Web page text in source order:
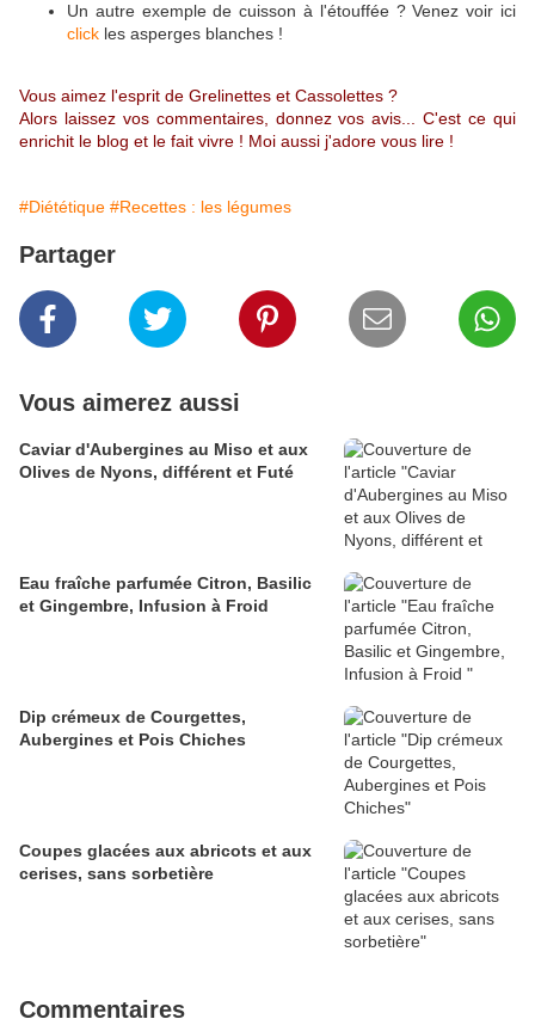
Un autre exemple de cuisson à l'étouffée ? Venez voir ici
click les asperges blanches !
Vous aimez l'esprit de Grelinettes et Cassolettes ?
Alors laissez vos commentaires, donnez vos avis... C'est ce qui
enrichit le blog et le fait vivre ! Moi aussi j'adore vous lire !
#Diététique #Recettes : les légumes
Partager
Vous aimerez aussi
Caviar d'Aubergines au Miso et aux
Olives de Nyons, différent et Futé
Eau fraîche parfumée Citron, Basilic
et Gingembre, Infusion à Froid
Dip crémeux de Courgettes,
Aubergines et Pois Chiches
Coupes glacées aux abricots et aux
cerises, sans sorbetière
Commentaires